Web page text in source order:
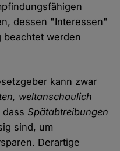
dessen "Interessen"
beachtet werden
kann zwar
weltanschaulich
dassSpätabtreibungen
sind, um
Derartige